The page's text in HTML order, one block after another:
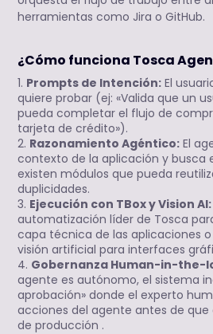
herramientas como Jira o GitHub.
¿Cómo funciona Tosca
Prompts de Intención: El
quiere probar (ej: «Valida que un
pueda completar el flujo de
tarjeta de crédito»).
Razonamiento Agéntico: El
contexto de la aplicación y busca
existen módulos que pueda
duplicidades.
Ejecución con TBox y Vision AI:
automatización líder de Tosca
capa técnica de las aplicaciones
visión artificial para interfaces
Gobernanza Human-in-the-
agente es autónomo, el sistema
aprobación» donde el experto
acciones del agente antes de
de producción .